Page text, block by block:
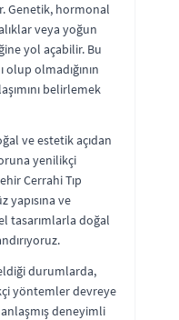
Genetik, hormonal
veya yoğun
yol açabilir. Bu
olmadığının
belirlemek
ve estetik açıdan
yenilikçi
Cerrahi Tıp
yapısına ve
tasarımlarla doğal
durumlarda,
yöntemler devreye
deneyimli